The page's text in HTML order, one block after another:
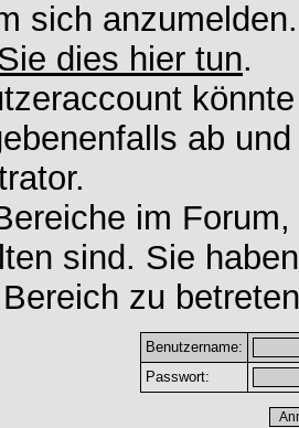
sich
dies hier tun.
ab
im
sind. Sie
zu
Benutzername:
Passwort: